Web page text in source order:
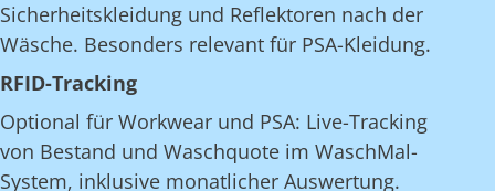
Sicherheitskleidung und Reflektoren nach der
Wäsche. Besonders relevant für PSA-Kleidung.
RFID-Tracking
Optional für Workwear und PSA: Live-Tracking
von Bestand und Waschquote im WaschMal-
System, inklusive monatlicher Auswertung.